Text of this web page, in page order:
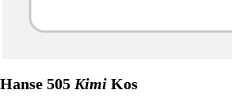
Hanse 505 Kimi Kos